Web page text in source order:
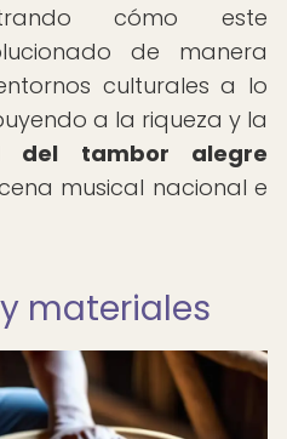
cómo este
de manera
culturales a lo
a la riqueza y la
del tambor alegre
musical nacional e
materiales